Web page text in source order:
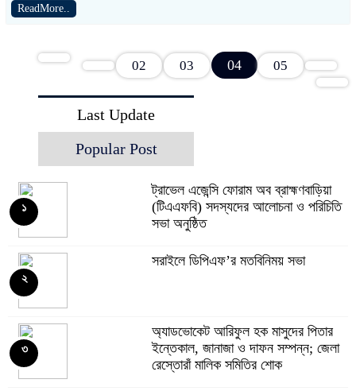
ReadMore..
02 03 04 05
Last Update
Popular Post
ট্রাভেল এজেন্সি ফোরাম অব ব্রাহ্মণবাড়িয়া
(টিএএফবি) সদস্যদের আলোচনা ও পরিচিতি
সভা অনুষ্ঠিত
১
সরাইলে ডিপিএফ’র মতবিনিময় সভা
২
অ্যাডভোকেট আরিফুল হক মাসুদের পিতার
ইন্তেকাল, জানাজা ও দাফন সম্পন্ন; জেলা
রেস্তোরাঁ মালিক সমিতির শোক
৩